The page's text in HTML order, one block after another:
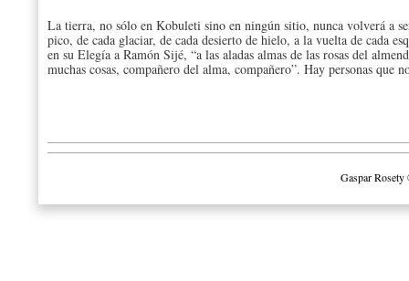
La tierra, no sólo en Kobuleti sino en ningún sitio, nunca volverá a
pico, de cada glaciar, de cada desierto de hielo, a la vuelta de cada
en su Elegía a Ramón Sijé, “a las aladas almas de las rosas del
muchas cosas, compañero del alma, compañero”. Hay personas que
Gaspar